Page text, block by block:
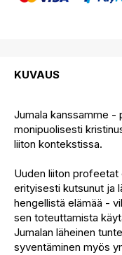
KUVAUS
Jumala kanssamme
monipuolisesti
liiton kontekstissa.
Uuden liiton profeetat
erityisesti kutsunut ja
hengellistä elämää -
sen toteuttamista
Jumalan läheinen
syventäminen myös